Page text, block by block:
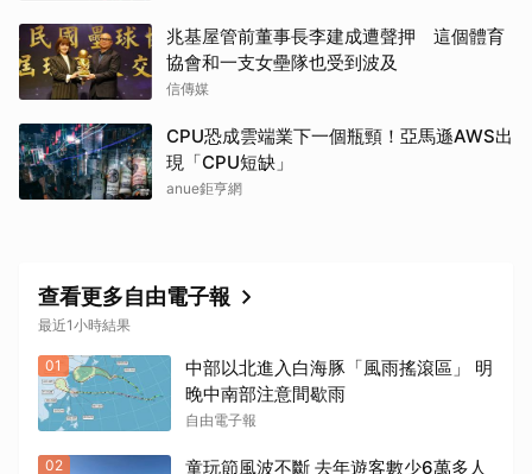
兆基屋管前董事長李建成遭聲押 這個體育
協會和一支女壘隊也受到波及
信傳媒
CPU恐成雲端業下一個瓶頸！亞馬遜AWS出
現「CPU短缺」
anue鉅亨網
查看更多自由電子報
最近1小時結果
01
中部以北進入白海豚「風雨搖滾區」 明
晚中南部注意間歇雨
自由電子報
02
童玩節風波不斷 去年遊客數少6萬多人